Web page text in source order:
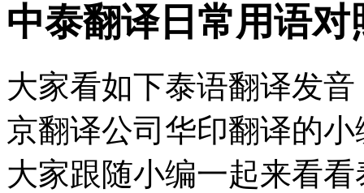
中泰翻译日常用语对
大家看如下泰语翻译发
京翻译公司华印翻译的
大家跟随小编一起来看